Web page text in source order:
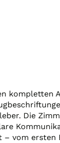
kompletten
Die
– vom ersten